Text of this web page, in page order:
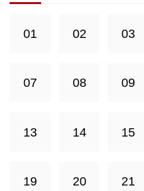
01 02 03
07 08 09
13 14 15
19 20 21